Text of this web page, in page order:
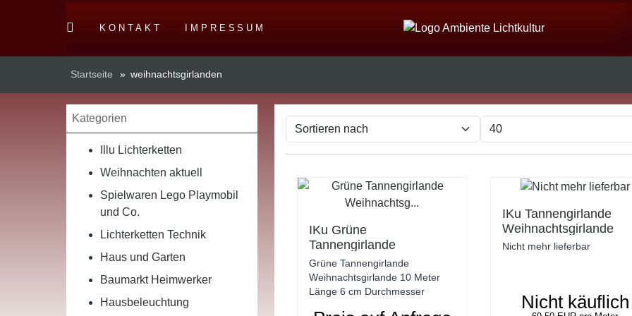
KONTAKT IMPRESSUM
Startseite » weihnachtsgirlanden
Kategorien
Illu Lichterketten
Weihnachten aktuell
Spielwaren Lego Playmobil
und Co.
Lichterketten Technik
Haus und Garten
Baumarkt Heimwerker
Hausbeleuchtung
IKu Grüne
Tannengirlande
Weihnachtsgirlande 10
Meter Länge 6 cm
Durchmesser
Grüne Tannengirlande
Weihnachtsgirlande 10 Meter
Länge 6 cm Durchmesser
IKu Tannengirlande
Weihnachtsgirlande
270cm x 30 cm mit
Nicht mehr lieferbar
Nicht käuflich